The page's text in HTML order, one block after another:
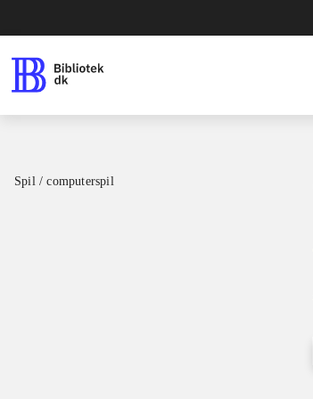
Spil / computerspil